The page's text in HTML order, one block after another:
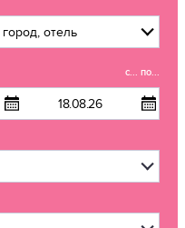
с... по...